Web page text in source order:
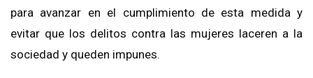
para avanzar en el cumplimiento de esta medida y
evitar que los delitos contra las mujeres laceren a la
sociedad y queden impunes.